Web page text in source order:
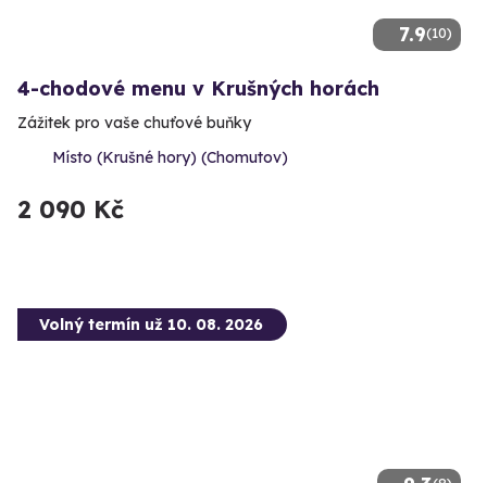
7.9(10)
4-chodové menu v Krušných horách
Zážitek pro vaše chuťové buňky
Místo (Krušné hory) (Chomutov)
2 090 Kč
Volný termín už 10. 08. 2026